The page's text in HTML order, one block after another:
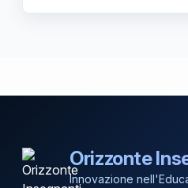
Orizzonte
Innovazione